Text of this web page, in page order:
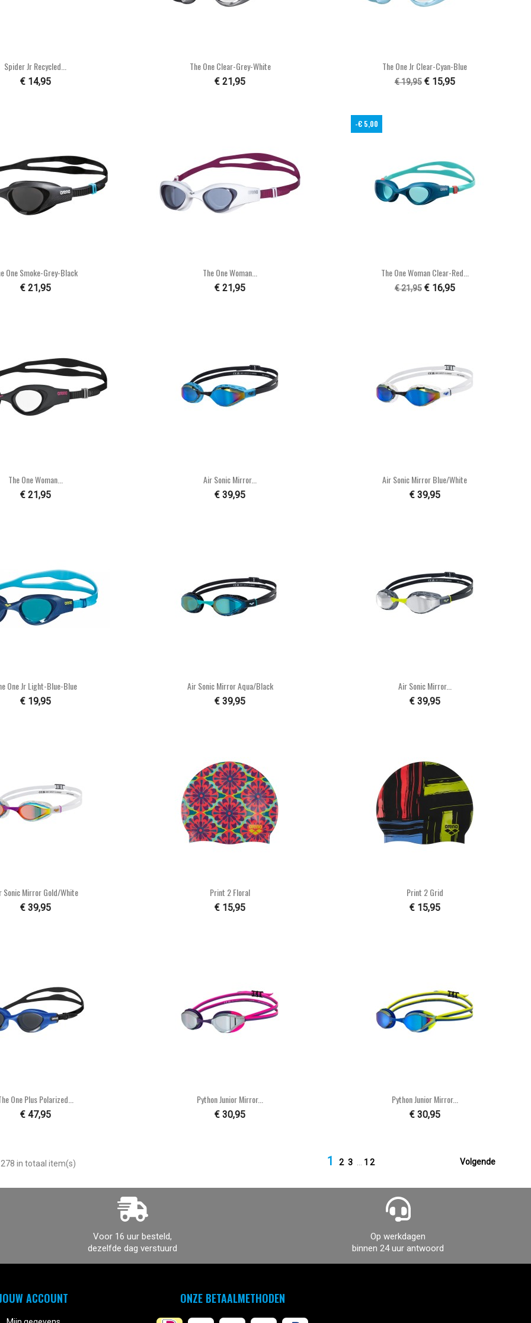
Snel bekijken
Spider Jr Recycled...
€ 14,95
Snel bekijken
The One Clear-Grey-White
€ 21,95
Snel bekijken
The One Jr Clear-Cyan-Blue
€ 19,95 € 15,95
Snel bekijken
One Smoke-Grey-Black
€ 21,95
Snel bekijken
The One Woman...
€ 21,95
Snel bekijken
The One Woman Clear-Red...
€ 21,95 € 16,95
-€ 5,00
Snel bekijken
The One Woman...
€ 21,95
Snel bekijken
Air Sonic Mirror...
€ 39,95
Snel bekijken
Air Sonic Mirror Blue/white
€ 39,95
Snel bekijken
One Jr Light-Blue-Blue
€ 19,95
Snel bekijken
Air Sonic Mirror Aqua/black
€ 39,95
Snel bekijken
Air Sonic Mirror...
€ 39,95
Snel bekijken
Sonic Mirror Gold/white
€ 39,95
Snel bekijken
Print 2 Floral
€ 15,95
Snel bekijken
Print 2 Grid
€ 15,95
Snel bekijken
One Plus Polarized...
€ 47,95
Snel bekijken
Python Junior Mirror...
€ 30,95
Snel bekijken
Python Junior Mirror...
€ 30,95
in totaal item(s) 1 2 3 12 Volgende
Voor 16 uur besteld,
dezelfde dag verstuurd
Op werkdagen
binnen 24 uur antwoord
ACCOUNT ONZE BETAALMETHODEN